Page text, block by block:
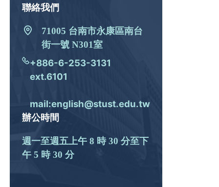
聯絡我們
71005 台南市永康區南台
街一號 N301室
+886-6-253-3131
ext.6101
mail:english@stust.edu.tw
辦公時間
週一至週五上午 8 時 30 分至下
午 5 時 30 分